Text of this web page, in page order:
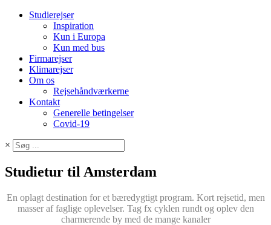
Studierejser
Inspiration
Kun i Europa
Kun med bus
Firmarejser
Klimarejser
Om os
Rejsehåndværkerne
Kontakt
Generelle betingelser
Covid-19
×
Studietur til Amsterdam
En oplagt destination for et bæredygtigt program. Kort rejsetid, men
masser af faglige oplevelser. Tag fx cyklen rundt og oplev den
charmerende by med de mange kanaler